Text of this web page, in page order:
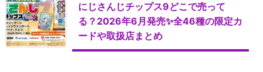
にじさんじチップス9どこで売って
る？2026年6月発売✨全46種の限定カ
ードや取扱店まとめ